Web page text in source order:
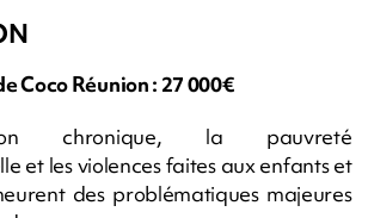
Coco Réunion : 27 000€
chronique, la pauvreté
et les violences faites aux enfants et
des problématiques majeures